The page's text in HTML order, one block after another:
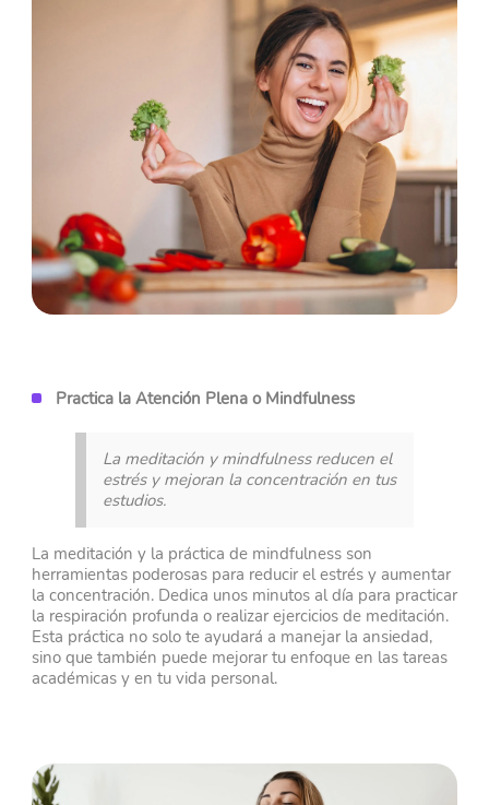
Practica la Atención Plena o Mindfulness
La meditación y mindfulness reducen el
estrés y mejoran la concentración en tus
estudios.
La meditación y la práctica de mindfulness son
herramientas poderosas para reducir el estrés y aumentar
la concentración. Dedica unos minutos al día para practicar
la respiración profunda o realizar ejercicios de meditación.
Esta práctica no solo te ayudará a manejar la ansiedad,
sino que también puede mejorar tu enfoque en las tareas
académicas y en tu vida personal.